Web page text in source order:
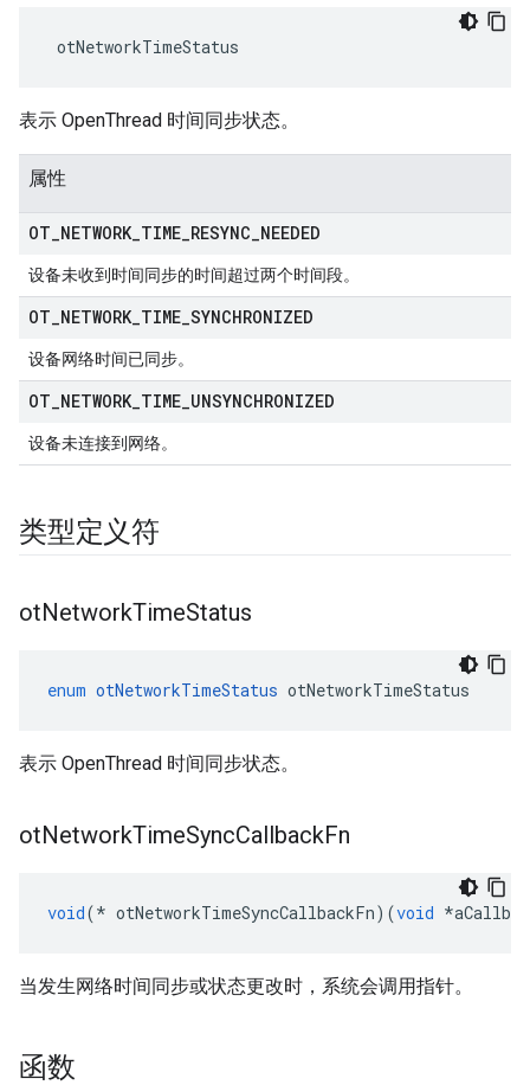
otNetworkTimeStatus
表示 OpenThread 时间同步状态。
属性
OT NETWORK_ TIME RESYNC NEEDED
设备未收到时间同步的时间超过两个时间段。
OT NETWORK_ TIME SYNCHRONIZED
设备网络时间已同步。
OT NETWORK_ TIME UNSYNCHRONIZED
设备未连接到网络。
类型定义符
otNetworkTimeStatus
enum otNetworkTimeStatus otNetworkTimeStatus
表示 OpenThread 时间同步状态。
otNetworkTimeSyncCallbackFn
void(* otNetworkTimeSyncCallbackFn)(void *
当发生网络时间同步或状态更改时，系统会调用指针。
函数